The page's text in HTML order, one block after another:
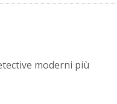
moderni più